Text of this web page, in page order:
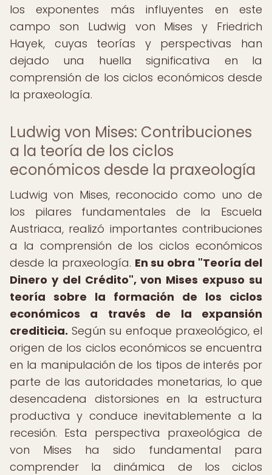
los exponentes más influyentes en este
campo son Ludwig von Mises y Friedrich
Hayek, cuyas teorías y perspectivas han
dejado una huella significativa en la
comprensión de los ciclos económicos desde
la praxeología.
Ludwig von Mises: Contribuciones
a la teoría de los ciclos
económicos desde la praxeología
Ludwig von Mises, reconocido como uno de
los pilares fundamentales de la Escuela
Austriaca, realizó importantes contribuciones
a la comprensión de los ciclos económicos
desde la praxeología. En su obra "Teoría del
Dinero y del Crédito", von Mises expuso su
teoría sobre la formación de los ciclos
económicos a través de la expansión
crediticia. Según su enfoque praxeológico, el
origen de los ciclos económicos se encuentra
en la manipulación de los tipos de interés por
parte de las autoridades monetarias, lo que
desencadena distorsiones en la estructura
productiva y conduce inevitablemente a la
recesión. Esta perspectiva praxeológica de
von Mises ha sido fundamental para
comprender la dinámica de los ciclos